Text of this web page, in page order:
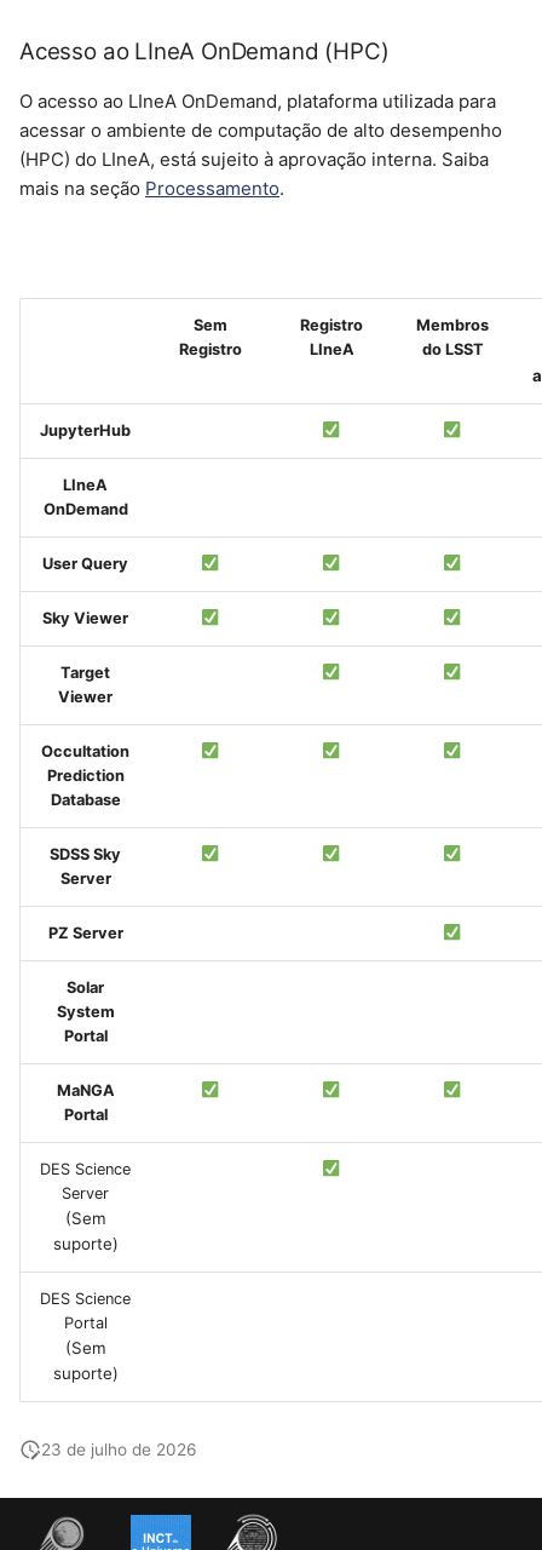
Acesso ao LIneA OnDemand (HPC)
O acesso ao LIneA OnDemand, plataforma utilizada para
acessar o ambiente de computação de alto desempenho
(HPC) do LIneA, está sujeito à aprovação interna. Saiba
mais na seção Processamento.
Sem
Registro
Registro
LIneA
Membros
do LSST
JupyterHub
LIneA
OnDemand
User Query
Sky Viewer
Target
Viewer
Occultation
Prediction
Database
SDSS Sky
Server
PZ Server
Solar
System
Portal
MaNGA
Portal
DES Science
Server
(Sem
suporte)
DES Science
Portal
(Sem
suporte)
23 de julho de 2026